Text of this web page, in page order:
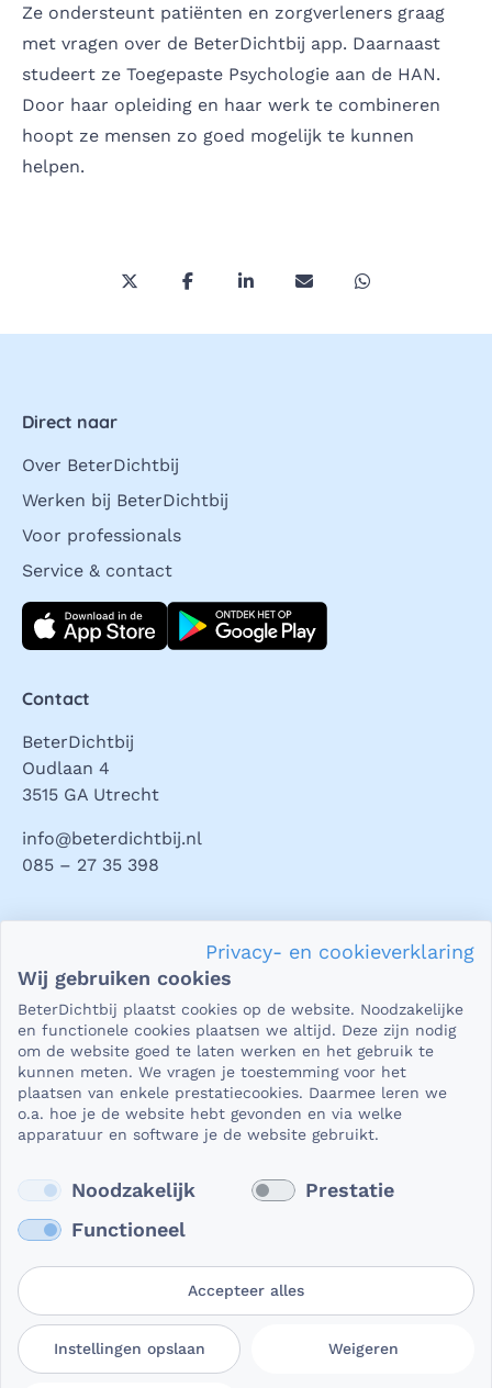
Ze ondersteunt patiënten en zorgverleners graag
met vragen over de BeterDichtbij app. Daarnaast
studeert ze Toegepaste Psychologie aan de HAN.
Door haar opleiding en haar werk te combineren
hoopt ze mensen zo goed mogelijk te kunnen
helpen.
Deel deze pagina via Twitter/X
Deel deze pagina op Facebook
Deel deze pagina op
Deel deze pagina via
Deel deze
Direct naar
Over BeterDichtbij
Werken bij BeterDichtbij
Voor professionals
Service & contact
Download direct
Contact
BeterDichtbij
Oudlaan 4
3515 GA Utrecht
info@beterdichtbij.nl
085 – 27 35 398
Privacy en veiligheid
Als het gaat om je gezondheid, dan is het natuurlijk heel
kunt stellen. En dat je er zeker van bent dat wat je deelt,
niet in verkeerde handen valt. Daar kun je op rekenen bij
BeterDichtbij.
Lees verder
Gebruikersvoorwaarden
Privacy- en
cookieverklaring
Cookievoorkeuren
Privacy- en cookieverklaring
Wij gebruiken cookies
BeterDichtbij plaatst cookies op de website. Noodzakelijke
en functionele cookies plaatsen we altijd. Deze zijn nodig
om de website goed te laten werken en het gebruik te
kunnen meten. We vragen je toestemming voor het
plaatsen van enkele prestatiecookies. Daarmee leren we
o.a. hoe je de website hebt gevonden en via welke
apparatuur en software je de website gebruikt.
Noodzakelijk
Prestatie
Functioneel
Accepteer alles
Instellingen opslaan Weigeren